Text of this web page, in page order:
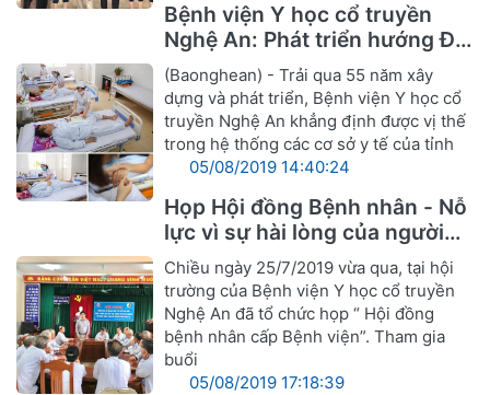
Bệnh viện Y học cổ truyền
Nghệ An: Phát triển hướng Đa
khoa Y, Dược cổ truyền
(Baonghean) - Trải qua 55 năm xây
dựng và phát triển, Bệnh viện Y học cổ
truyền Nghệ An khẳng định được vị thế
trong hệ thống các cơ sở y tế của tỉnh
05/08/2019 14:40:24
Họp Hội đồng Bệnh nhân - Nỗ
lực vì sự hài lòng của người
bệnh
Chiều ngày 25/7/2019 vừa qua, tại hội
trường của Bệnh viện Y học cổ truyền
Nghệ An đã tổ chức họp “ Hội đồng
bệnh nhân cấp Bệnh viện”. Tham gia
buổi
05/08/2019 17:18:39